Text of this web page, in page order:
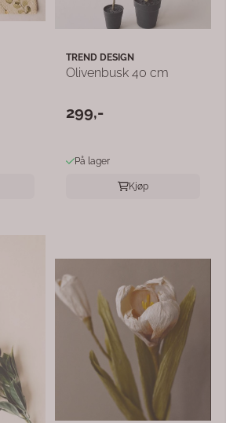
TREND DESIGN
Olivenbusk 40 cm
299,-
På lager
Kjøp